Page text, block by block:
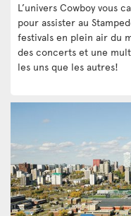
L’univers Cowboy vous
pour assister au
festivals en plein air du
des concerts et une
les uns que les autres!